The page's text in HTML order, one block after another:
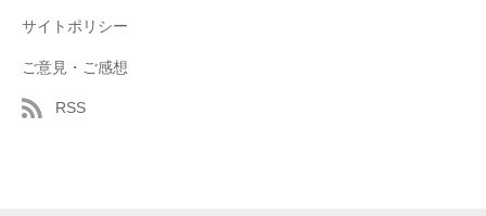
サイトポリシー
ご意見・ご感想
RSS